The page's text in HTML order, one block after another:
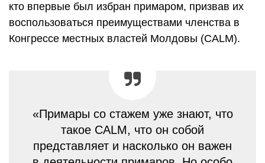
кто впервые был избран примаром, призвав их
воспользоваться преимуществами членства в
Конгрессе местных властей Молдовы (CALM).
«Примары со стажем уже знают, что
такое CALM, что он собой
представляет и насколько он важен